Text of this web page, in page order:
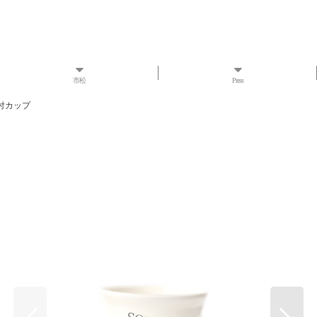
市松 Press
カップ